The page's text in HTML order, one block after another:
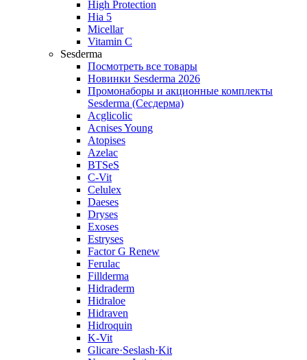
High Protection
Hia 5
Micellar
Vitamin C
Sesderma
Посмотреть все товары
Новинки Sesderma 2026
Промонаборы и акционные комплекты
Sesderma (Сесдерма)
Acglicolic
Acnises Young
Atopises
Azelac
BTSeS
C‑Vit
Celulex
Daeses
Dryses
Exoses
Estryses
Factor G Renew
Ferulac
Fillderma
Hidraderm
Hidraloe
Hidraven
Hidroquin
K-Vit
Glicare·Seslash·Kit